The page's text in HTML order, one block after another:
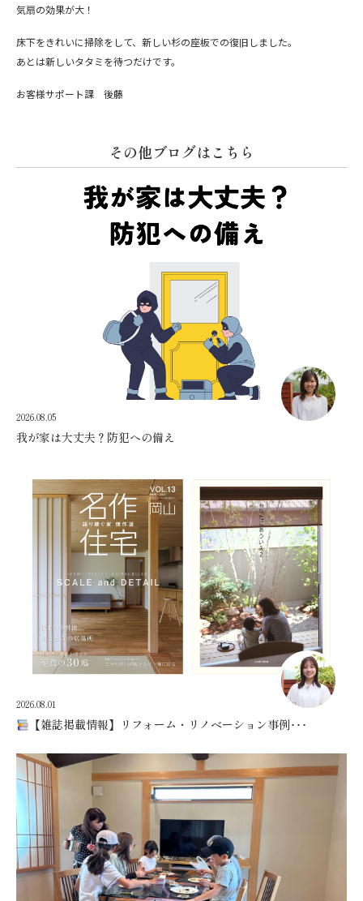
気扇の効果が大！
床下をきれいに掃除をして、新しい杉の座板での復旧しました。
あとは新しいタタミを待つだけです。
お客様サポート課 後藤
その他ブログはこちら
2026.08.05
我が家は大丈夫？防犯への備え
2026.08.01
【雑誌掲載情報】リフォーム・リノベーション事例･･･